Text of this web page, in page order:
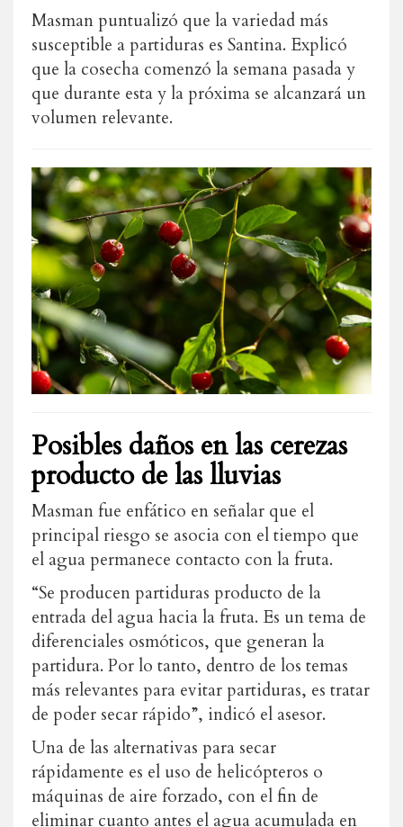
Masman puntualizó que la variedad más
susceptible a partiduras es Santina. Explicó
que la cosecha comenzó la semana pasada y
que durante esta y la próxima se alcanzará un
volumen relevante.
Posibles daños en las cerezas
producto de las lluvias
Masman fue enfático en señalar que el
principal riesgo se asocia con el tiempo que
el agua permanece contacto con la fruta.
“Se producen partiduras producto de la
entrada del agua hacia la fruta. Es un tema de
diferenciales osmóticos, que generan la
partidura. Por lo tanto, dentro de los temas
más relevantes para evitar partiduras, es tratar
de poder secar rápido”, indicó el asesor.
Una de las alternativas para secar
rápidamente es el uso de helicópteros o
máquinas de aire forzado, con el fin de
eliminar cuanto antes el agua acumulada en